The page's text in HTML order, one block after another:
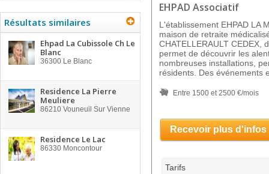
Résultats similaires
Ehpad La Cubissole Ch Le
Blanc
36300 Le Blanc
Residence La Pierre
Meuliere
86210 Vouneuil Sur Vienne
Residence Le Lac
86330 Moncontour
EHPAD Associatif
L'établissement EHPAD LA
maison de retraite
CHATELLERAULT CEDEX,
permet de découvrir les
nombreuses installations,
résidents. Des événements
Entre 1500 et 2500 €/mois
Recevoir plus d'infos
Tarifs